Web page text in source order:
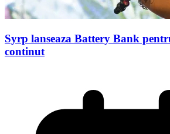
Syrp lanseaza Battery Bank
continut